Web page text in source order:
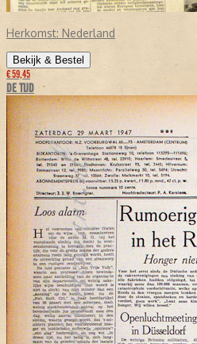
Herkomst: Nederland
Bekijk & Bestel
€ 59,45
DE TIJD